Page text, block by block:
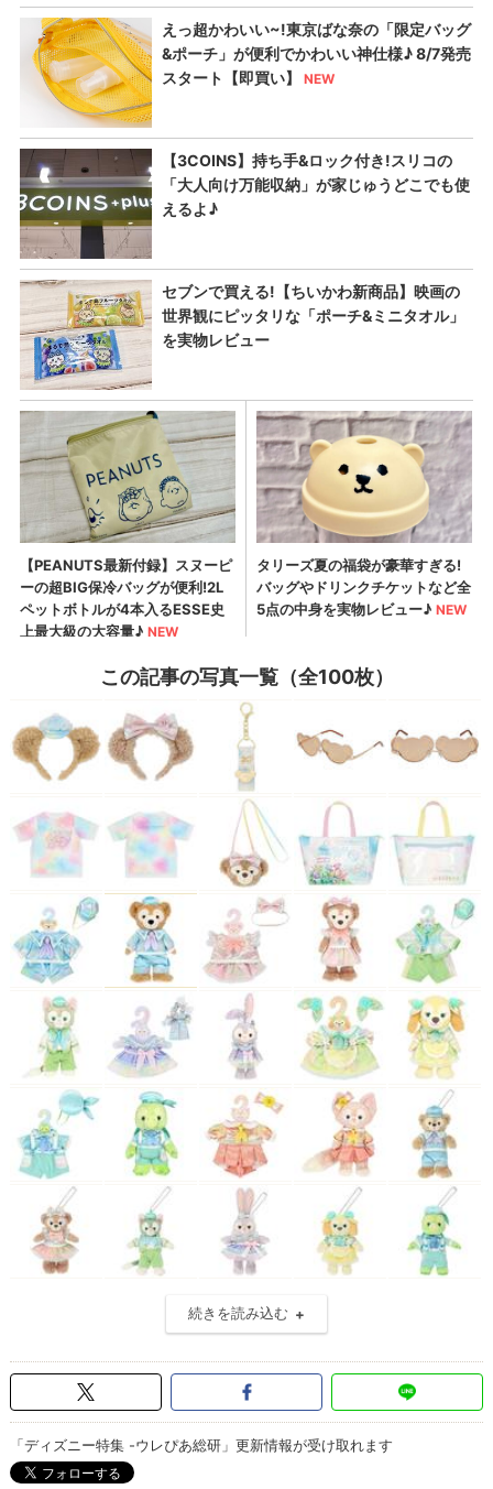
この記事の写真一覧（全100枚）
続きを読み込む
「ディズニー特集 -ウレぴあ総研」更新情報が受け取れます